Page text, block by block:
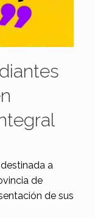
a
de
de sus